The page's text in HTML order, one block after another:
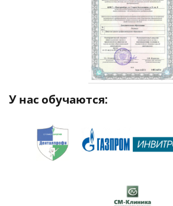
У нас обучаются: